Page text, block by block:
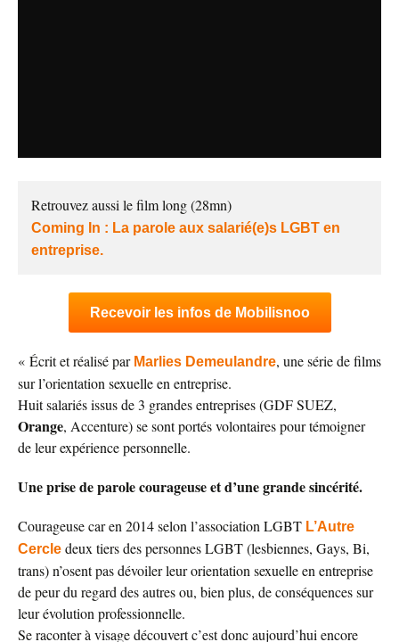
Retrouvez aussi le film long (28mn)
Coming In : La parole aux salarié(e)s LGBT en
entreprise.
Recevoir les infos de Mobilisnoo
« Écrit et réalisé par Marlies Demeulandre, une série de films
sur l’orientation sexuelle en entreprise.
Huit salariés issus de 3 grandes entreprises (GDF SUEZ,
Orange, Accenture) se sont portés volontaires pour témoigner
de leur expérience personnelle.
Une prise de parole courageuse et d’une grande sincérité.
Courageuse car en 2014 selon l’association LGBT L’Autre
Cercle deux tiers des personnes LGBT (lesbiennes, Gays, Bi,
trans) n’osent pas dévoiler leur orientation sexuelle en entreprise
de peur du regard des autres ou, bien plus, de conséquences sur
leur évolution professionnelle.
Se raconter à visage découvert c’est donc aujourd’hui encore